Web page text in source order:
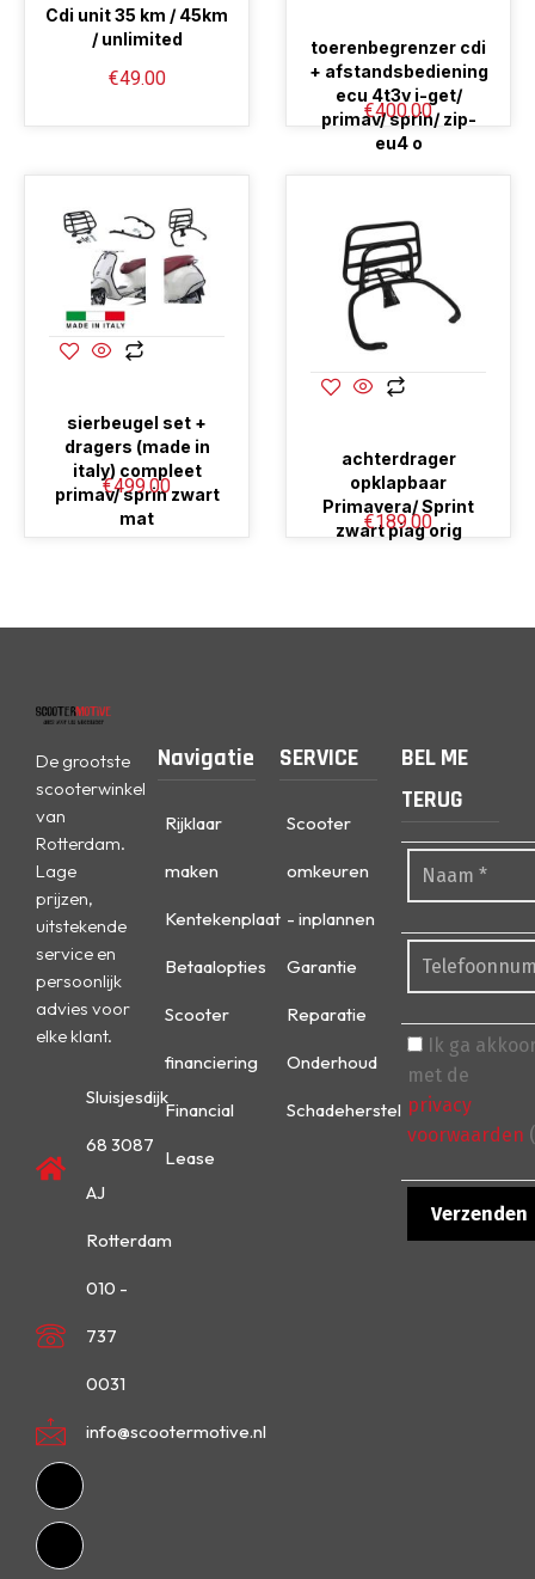
Cdi unit 35 km / 45km
/ unlimited
€49.00
toerenbegrenzer cdi
+ afstandsbediening
ecu 4t3v i-get/
primav/ sprin/ zip-
eu4 o
€400.00
sierbeugel set +
dragers (made in
italy) compleet
primav/ sprin zwart
mat
€499.00
achterdrager
opklapbaar
Primavera/ Sprint
zwart piag orig
€189.00
De grootste
scooterwinkel
van
Rotterdam.
Lage
prijzen,
uitstekende
service en
persoonlijk
advies voor
elke klant.
Sluisjesdijk
68 3087
AJ
Rotterdam
010 -
737
0031
info@scootermotive.nl
Navigatie
Rijklaar
maken
Kentekenplaat
Betaalopties
Scooter
financiering
Financial
Lease
SERVICE
Scooter
omkeuren
- inplannen
Garantie
Reparatie
Onderhoud
Schadeherstel
BEL ME
TERUG
Ik ga
met de
privacy
voorwaarden